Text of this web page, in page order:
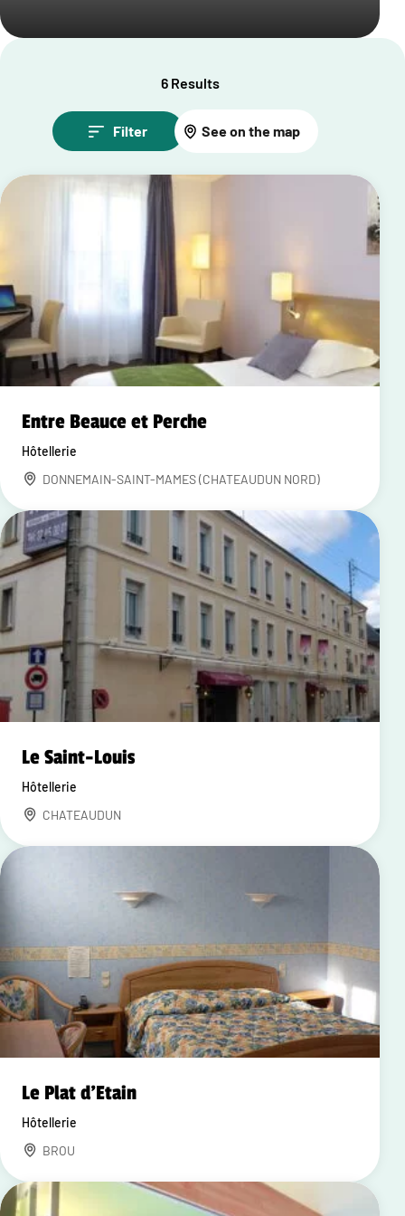
6 Results
Filter See on the map
Entre Beauce et Perche
Hôtellerie
DONNEMAIN-SAINT-MAMES (CHATEAUDUN NORD)
Le Saint-Louis
Hôtellerie
CHATEAUDUN
Le Plat d'Etain
Hôtellerie
BROU